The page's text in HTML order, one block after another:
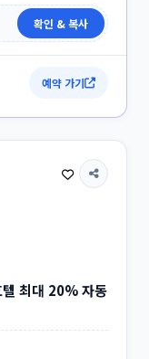
확인 & 복사
예약 가기
최대 20% 자동